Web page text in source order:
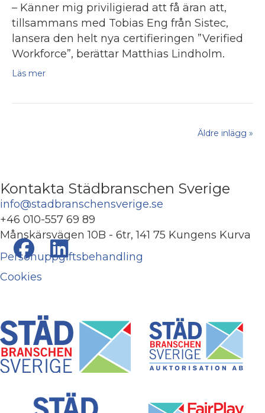
– Känner mig priviligierad att få äran att,
tillsammans med Tobias Eng från Sistec,
lansera den helt nya certifieringen ”Verified
Workforce”, berättar Matthias Lindholm.
Läs mer
Äldre inlägg »
Kontakta Städbranschen Sverige
info@stadbranschensverige.se
+46 010-557 69 89
Månskärsvägen 10B - 6tr, 141 75 Kungens Kurva
Personuppgiftsbehandling
Cookies